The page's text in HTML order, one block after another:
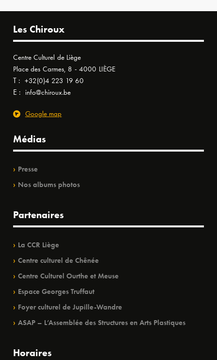
Les Chiroux
Centre Culturel de Liège
Place des Carmes, 8 - 4000 LIÈGE
T : +32(0)4 223 19 60
E : info@chiroux.be
Google map
Médias
Presse
Nos albums photos
Partenaires
La CCR Liège
Centre culturel de Chênée
Centre Culturel Ourthe et Meuse
Espace Georges Truffaut
Foyer culturel de Jupille-Wandre
ASAP – L’Assemblée des Structures en Arts Plastiques
Horaires